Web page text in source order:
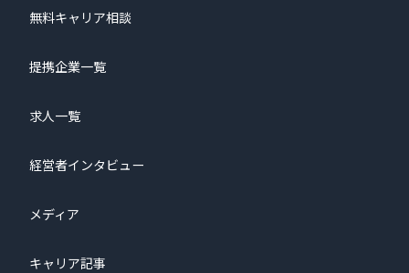
無料キャリア相談
提携企業一覧
求人一覧
経営者インタビュー
メディア
キャリア記事